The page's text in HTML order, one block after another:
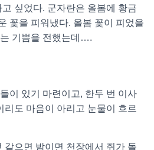
싶었다. 군자란은 올봄에 황금
꽃을 피워냈다. 올봄 꽃이 피었을
기쁨을 전했는데….
이 있기 마련이고, 한두 번 이사
리도 마음이 아리고 눈물이 흐르
같으면 밤이면 천장에서 쥐가 돌